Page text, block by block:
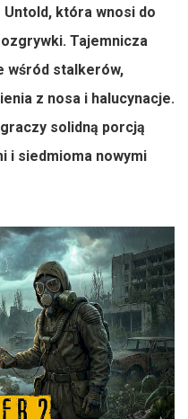
która wnosi do
Tajemnicza
wśród stalkerów,
z nosa i halucynacje.
solidną porcją
i siedmioma nowymi